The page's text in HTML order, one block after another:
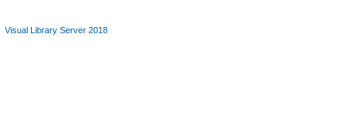
Visual Library Server 2018